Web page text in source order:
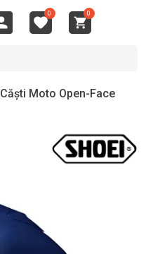
0 0
Căști Moto Open-Face